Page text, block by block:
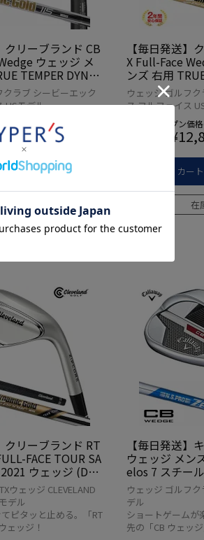
クリーブランド CB
ウェッジ メ
TEMPER DYNA
スチールシャフ
品
クラブ シービーエック
USモデル
税込
トに入れる
在庫切れ
【毎日発送】
X Full-Face
ンズ 右用
MIC GOLD 115
SSUE USA直
ウェッジ ゴルフ
ス フルフェイス
オープン価格
¥
カー
在
クリーブランド RT
FACE TOUR SA
ウェッジ (DG
ISSUE／ラムキ
直輸入品 ウエ
Clevelandロゴ入
ウェッジ CLEVELAND
デル
ピタッと止める。「RT
ェッジ！
【毎日発送】
ウェッジ メン
elos 7 スチー
23年モデル 日
ウェッジ ゴルフ
デル
ショートゲームが
先の「CB ウェッジ